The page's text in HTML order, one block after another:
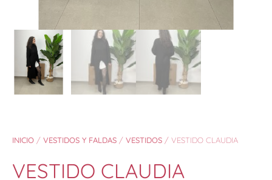
INICIO / VESTIDOS Y FALDAS / VESTIDOS / VESTIDO CLAUDIA
VESTIDO CLAUDIA